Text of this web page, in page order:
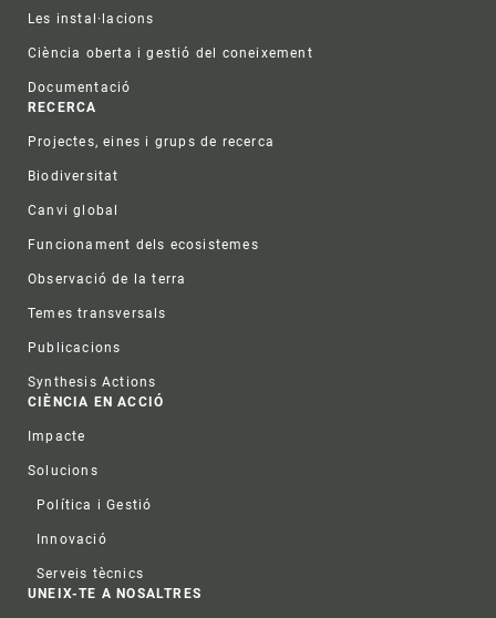
Les instal·lacions
Ciència oberta i gestió del coneixement
Documentació
RECERCA
Projectes, eines i grups de recerca
Biodiversitat
Canvi global
Funcionament dels ecosistemes
Observació de la terra
Temes transversals
Publicacions
Synthesis Actions
CIÈNCIA EN ACCIÓ
Impacte
Solucions
Política i Gestió
Innovació
Serveis tècnics
UNEIX-TE A NOSALTRES